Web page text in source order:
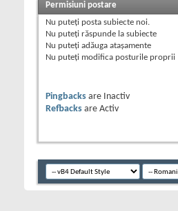
Permisiuni postare
Nu puteţi posta subiecte noi.
Nu puteţi răspunde la subiecte
Nu puteţi adăuga ataşamente
Nu puteţi modifica posturile proprii
Pingbacks are
Inactiv
Refbacks are Activ